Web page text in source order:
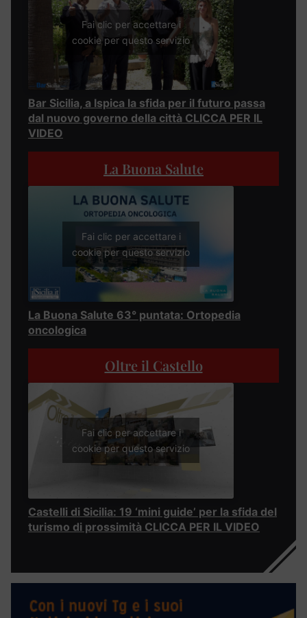
Fai clic per accettare i
cookie per questo servizio
Bar Sicilia, a Ispica la sfida per il futuro passa
dal nuovo governo della città CLICCA PER IL
VIDEO
La Buona Salute
Fai clic per accettare i
cookie per questo servizio
La Buona Salute 63° puntata: Ortopedia
oncologica
Oltre il Castello
Fai clic per accettare i
cookie per questo servizio
Castelli di Sicilia: 19 ‘mini guide’ per la sfida del
turismo di prossimità CLICCA PER IL VIDEO